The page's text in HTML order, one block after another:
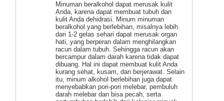
Minuman beralkohol dapat merusak kulit
Anda, karena dapat membuat tubuh dan
kulit Anda dehidrasi. Minum minuman
beralkohol yang berlebihan, misalnya lebih
dari 1-2 gelas sehari dapat merusak organ
hati, yang berperan dalam menghilangkan
racun dalam tubuh. Sehingga racun akan
bercampur dalam darah karena tidak dapat
dibuang. Hal ini dapat membuat kulit Anda
kurang sehat, kusam, dan berjerawat. Selain
itu, minum alkohol berlebihan juga dapat
menyebabkan pori-pori melebar, pembuluh
darah melebar dan bisa pecah, serta